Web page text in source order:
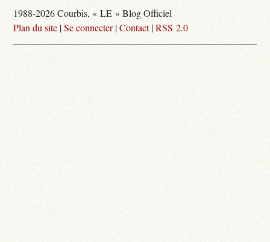
1988-2026 Courbis, « LE » Blog Officiel
Plan du site |Se connecter|Contact|RSS 2.0